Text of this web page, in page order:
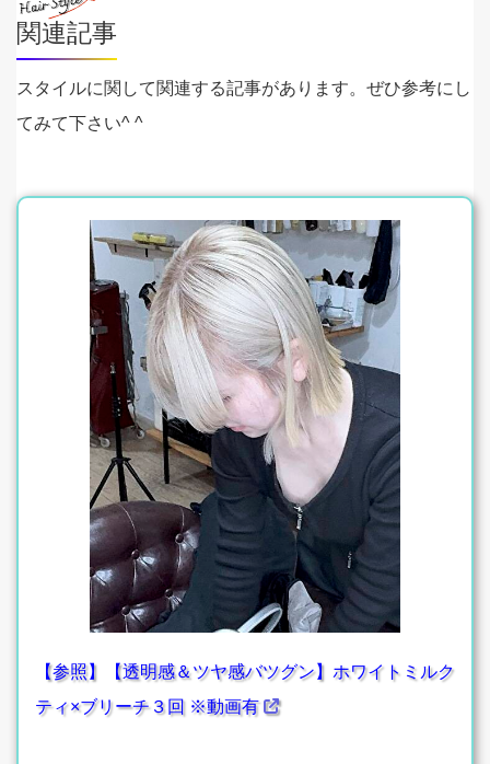
関連記事
スタイルに関して関連する記事があります。ぜひ参考にし
てみて下さい^ ^
【参照】【透明感＆ツヤ感バツグン】ホワイトミルク
ティ×ブリーチ３回 ※動画有